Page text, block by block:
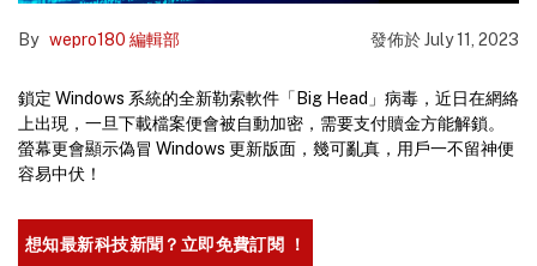
By wepro180 編輯部 發佈於July 11, 2023
鎖定 Windows 系統的全新勒索軟件「Big Head」病毒，近日在網絡
上出現，一旦下載檔案便會被自動加密，需要支付贖金方能解鎖。
螢幕更會顯示偽冒 Windows 更新版面，幾可亂真，用戶一不留神便
容易中伏！
想知最新科技新聞？立即免費訂閱 ！